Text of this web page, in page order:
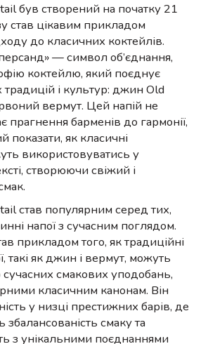
був створений на початку 21
став цікавим прикладом
до класичних коктейлів.
— символ об’єднання,
коктейлю, який поєднує
традицій і культур: джин Old
вермут. Цей напій не
прагнення барменів до гармонії,
показати, як класичні
використовуватись у
створюючи свіжий і
став популярним серед тих,
напої з сучасним поглядом.
прикладом того, як традиційні
такі як джин і вермут, можуть
сучасних смакових уподобань,
класичним канонам. Він
у низці престижних барів, де
смаку та
з унікальними поєднаннями